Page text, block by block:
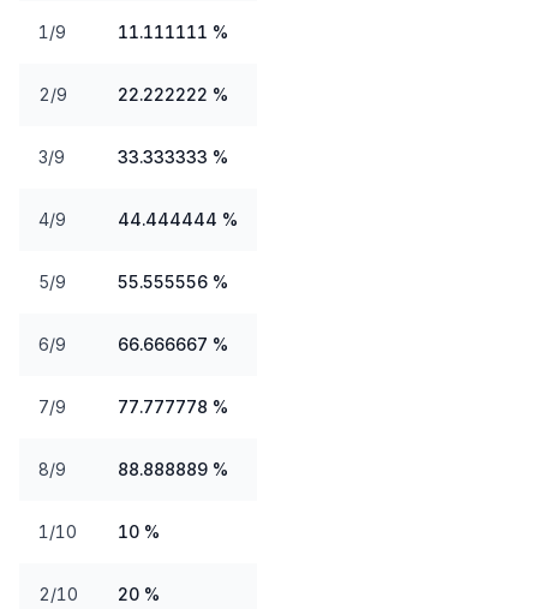
1/9 11.111111 %
2/9 22.222222 %
3/9 33.333333 %
4/9 44.444444 %
5/9 55.555556 %
6/9 66.666667 %
7/9 77.777778 %
8/9 88.888889 %
1/10 10 %
2/10 20 %